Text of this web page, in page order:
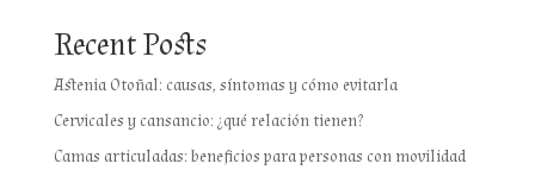
Recent Posts
Astenia Otoñal: causas, síntomas y cómo evitarla
Cervicales y cansancio: ¿qué relación tienen?
Camas articuladas: beneficios para personas con movilidad